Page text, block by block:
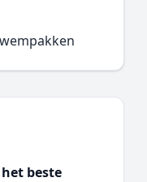
beste